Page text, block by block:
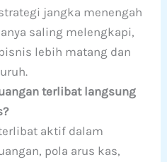
jangka menengah
saling melengkapi,
lebih matang dan
terlibat langsung
aktif dalam
pola arus kas,